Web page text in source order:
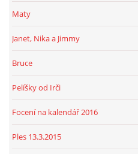
Maty
Janet, Nika a Jimmy
Bruce
Pelíšky od Irči
Focení na kalendář 2016
Ples 13.3.2015